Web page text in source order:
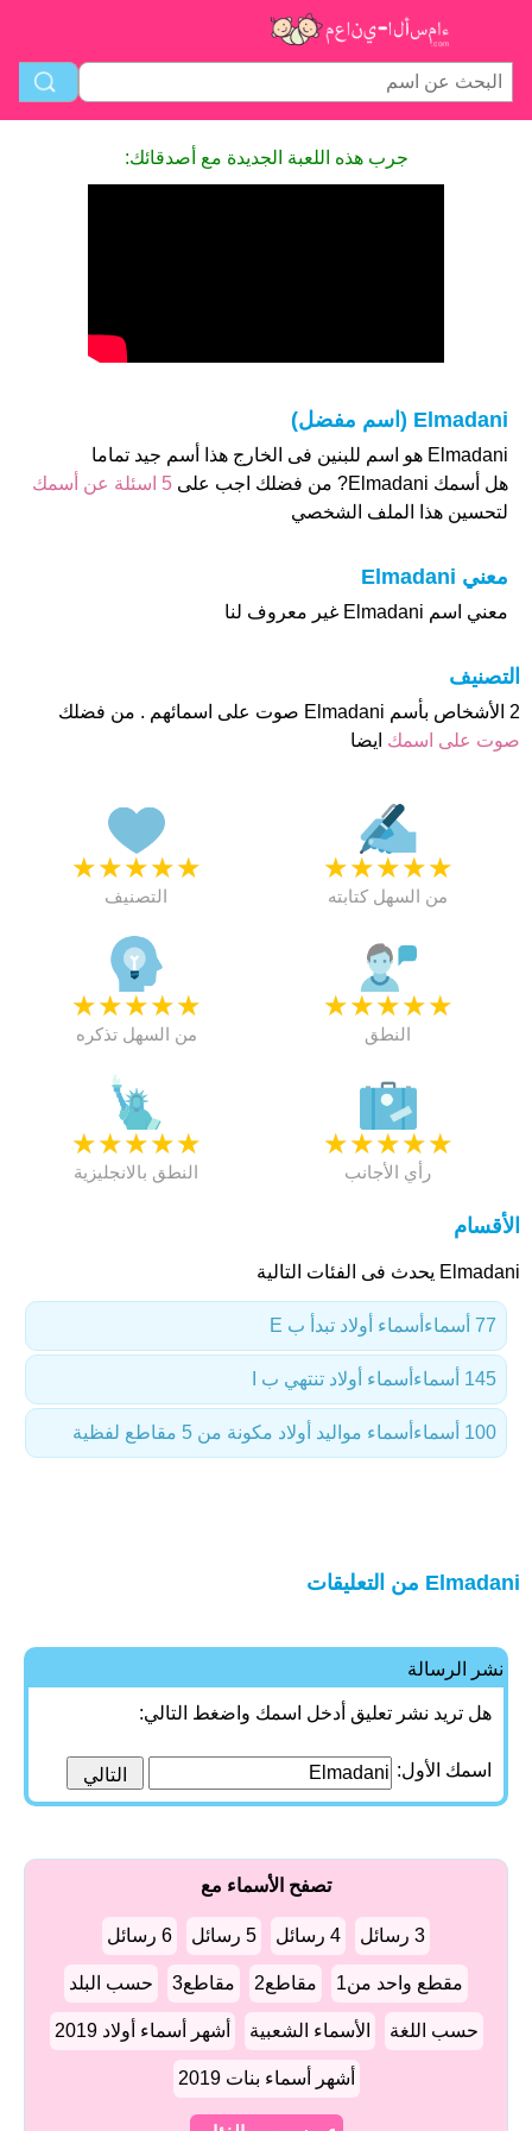
جرب هذه اللعبة الجديدة مع أصدقائك:
Elmadani (اسم مفضل)
Elmadani هو اسم للبنين فى الخارج هذا أسم جيد تماما
هل أسمك Elmadani? من فضلك اجب على
5 اسئلة عن أسمك
لتحسين هذا الملف الشخصي
معني Elmadani
معني اسم Elmadani غير معروف لنا
التصنيف
2 الأشخاص بأسم Elmadani صوت على اسمائهم . من فضلك
صوت على اسمك ايضا
★
★
★
★
★
التصنيف
★
★
★
★
★
من السهل كتابته
★
★
★
★
★
من السهل تذكره
★
★
★
★
★
النطق
★
★
★
★
★
النطق بالانجليزية
★
★
★
★
★
رأي الأجانب
الأقسام
Elmadani يحدث فى الفئات التالية
أسماء أولاد تبدأ ب E 77 أسماء
أسماء أولاد تنتهي ب I 145 أسماء
أسماء مواليد أولاد مكونة من 5 مقاطع لفظية 100 أسماء
Elmadani من التعليقات
نشر الرسالة
هل تريد نشر تعليق أدخل اسمك واضغط التالي:
اسمك الأول:
تصفح الأسماء مع
3 رسائل 4 رسائل 5 رسائل 6 رسائل
مقطع واحد من1 مقاطع2 مقاطع3 حسب البلد
حسب اللغة الأسماء الشعبية أشهر أسماء أولاد 2019
أشهر أسماء بنات 2019